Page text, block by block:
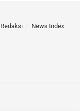
Redaksi News Index